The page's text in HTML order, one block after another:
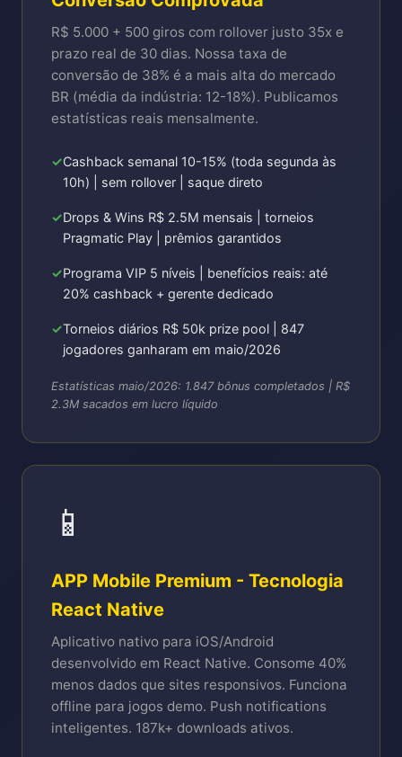
R$ 5.000 + 500 giros com rollover justo 35x e
prazo real de 30 dias. Nossa taxa de
conversão de 38% é a mais alta do mercado
BR (média da indústria: 12-18%). Publicamos
estatísticas reais mensalmente.
Cashback semanal 10-15% (toda segunda às
10h) | sem rollover | saque direto
Drops & Wins R$ 2.5M mensais | torneios
Pragmatic Play | prêmios garantidos
Programa VIP 5 níveis | benefícios reais: até
20% cashback + gerente dedicado
Torneios diários R$ 50k prize pool | 847
jogadores ganharam em maio/2026
Estatísticas maio/2026: 1.847 bônus completados | R$
2.3M sacados em lucro líquido
📱
APP Mobile Premium - Tecnologia
React Native
Aplicativo nativo para iOS/Android
desenvolvido em React Native. Consome 40%
menos dados que sites responsivos. Funciona
offline para jogos demo. Push notifications
inteligentes. 187k+ downloads ativos.